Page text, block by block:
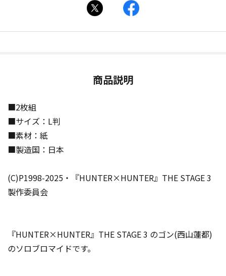
商品説明
■2枚組
■サイズ：L判
■素材：紙
■製造国：日本
(C)P1998-2025・『HUNTER×HUNTER』THE STAGE 3
製作委員会
『HUNTER×HUNTER』THE STAGE 3 のゴン(西山蓮都)
のソロブロマイドです。